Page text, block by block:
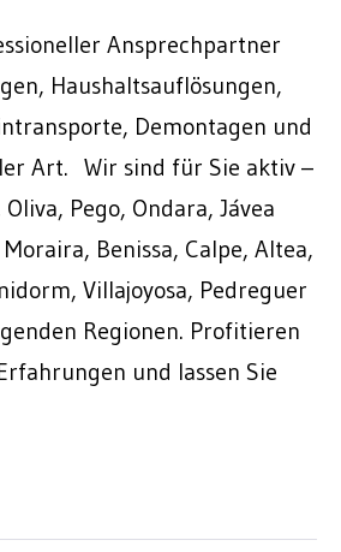
Ansprechpartner
Haushaltsauflösungen,
Demontagen und
Art. Wir sind für Sie aktiv –
Pego, Ondara, Jávea
Benissa, Calpe, Altea,
Villajoyosa, Pedreguer
Regionen. Profitieren
und lassen Sie